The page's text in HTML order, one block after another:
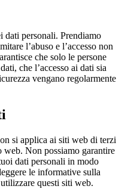
dati personali. Prendiamo
l’abuso e l’accesso non
che solo le persone
che l’accesso ai dati sia
vengano regolarmente
si applica ai siti web di terzi
Non possiamo garantire
dati personali in modo
le informative sulla
questi siti web.